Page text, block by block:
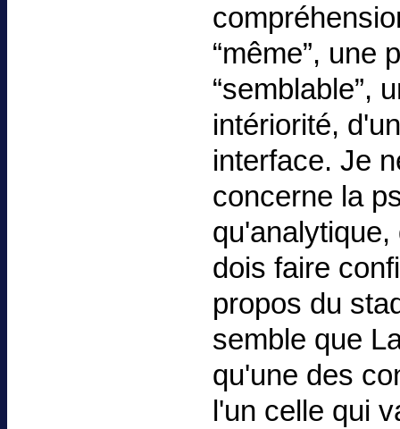
“même”, une
“semblable”,
intériorité,
interface. Je
concerne la
dois faire
propos du
semble que
qu'une des
l'un celle qui